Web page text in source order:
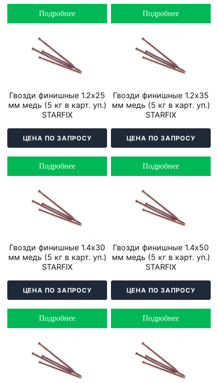
Подробнее Подробнее
Гвозди финишные 1.2х25
мм медь (5 кг в карт. уп.)
STARFIX
ЦЕНА ПО ЗАПРОСУ
Подробнее
Гвозди финишные 1.2х35
мм медь (5 кг в карт. уп.)
STARFIX
ЦЕНА ПО ЗАПРОСУ
Подробнее
Гвозди финишные 1.4х30
мм медь (5 кг в карт. уп.)
STARFIX
ЦЕНА ПО ЗАПРОСУ
Подробнее
Гвозди финишные 1.4х50
мм медь (5 кг в карт. уп.)
STARFIX
ЦЕНА ПО ЗАПРОСУ
Подробнее